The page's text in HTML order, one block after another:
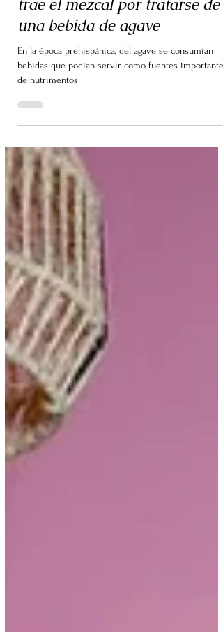
Beneficios a la salud que nos
trae el mezcal por tratarse de
una bebida de agave
En la época prehispánica, del agave se consumían
de nutrimentos